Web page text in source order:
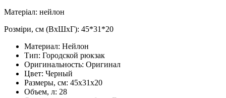
Матеріал: нейлон
Розміри, см (ВхШхГ): 45*31*20
Материал: Нейлон
Тип: Городской рюкзак
Оригинальность: Оригинал
Цвет: Черный
Размеры, см: 45х31х20
Объем, л: 28